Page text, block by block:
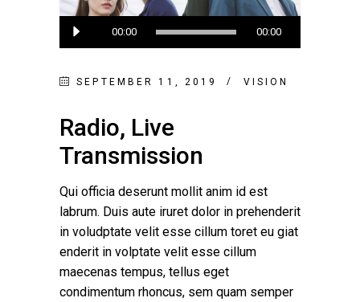
Audio
Player
00:00 00:00
SEPTEMBER 11, 2019 VISION
Radio, Live
Transmission
Qui officia deserunt mollit anim id est
labrum. Duis aute iruret dolor in prehenderit
in voludptate velit esse cillum toret eu giat
enderit in volptate velit esse cillum
maecenas tempus, tellus eget
condimentum rhoncus, sem quam semper